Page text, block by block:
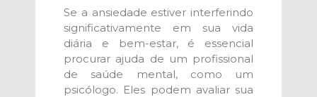
Se a ansiedade estiver interferindo
significativamente em sua vida
diária e bem-estar, é essencial
procurar ajuda de um profissional
de saúde mental, como um
psicólogo. Eles podem avaliar sua